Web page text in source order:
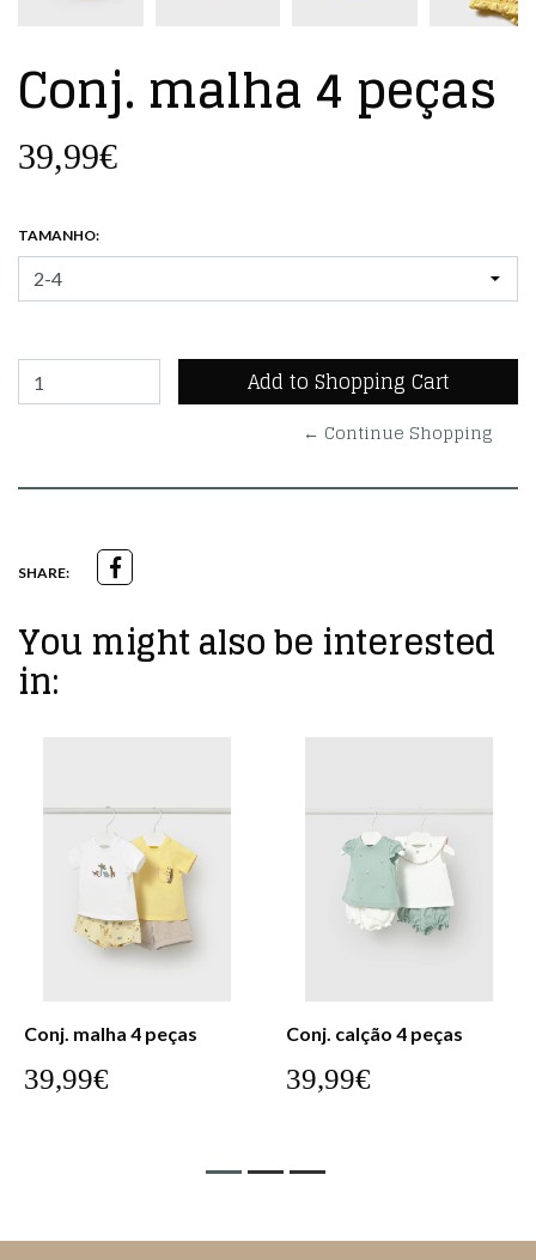
Conj. malha 4 peças
39,99€
TAMANHO:
← Continue Shopping
SHARE:
You might also be interested
in:
Conj. malha 4 peças
39,99€
Conj. calção 4 peças
39,99€